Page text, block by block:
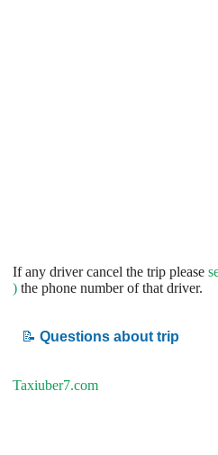
If any driver cancel the trip please
) the phone number of that driver.
📝 Questions about trip
Taxiuber7.com